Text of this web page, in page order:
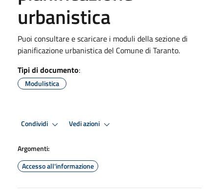
urbanistica
Puoi consultare e scaricare i moduli della sezione di
pianificazione urbanistica del Comune di Taranto.
Tipi di documento:
Modulistica
Condividi Vedi azioni
Argomenti:
Accesso all'informazione